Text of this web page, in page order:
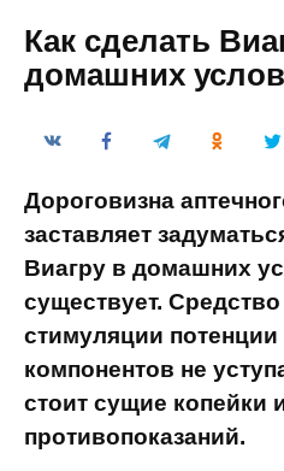
Как сделать
домашних
Дороговизна
заставляет
Виагру в домашних
существует.
стимуляции
компонентов не
стоит сущие копейки
противопоказаний.